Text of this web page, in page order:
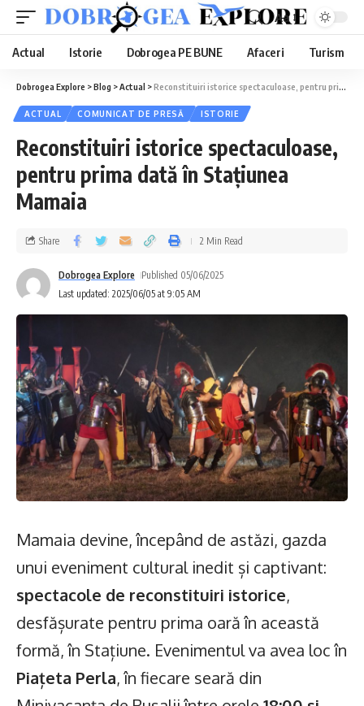
Aa
Actual Istorie Dobrogea PE BUNE Afaceri Turism
Dobrogea Explore >Blog >Actual >Reconstituiri istorice spectaculoase, pentru prima dată în Stațiunea Mamaia
ACTUAL COMUNICAT DE PRESĂ ISTORIE
Reconstituiri istorice spectaculoase,
pentru prima dată în Stațiunea
Mamaia
Last updated: 2025/06/05 at 9:05 AM
Dobrogea Explore Published 05/06/2025
Share 2 Min Read
Mamaia devine, începând de astăzi, gazda
unui eveniment cultural inedit și captivant:
spectacole de reconstituiri istorice,
desfășurate pentru prima oară în această
formă, în Stațiune. Evenimentul va avea loc în
Piațeta Perla, în fiecare seară din